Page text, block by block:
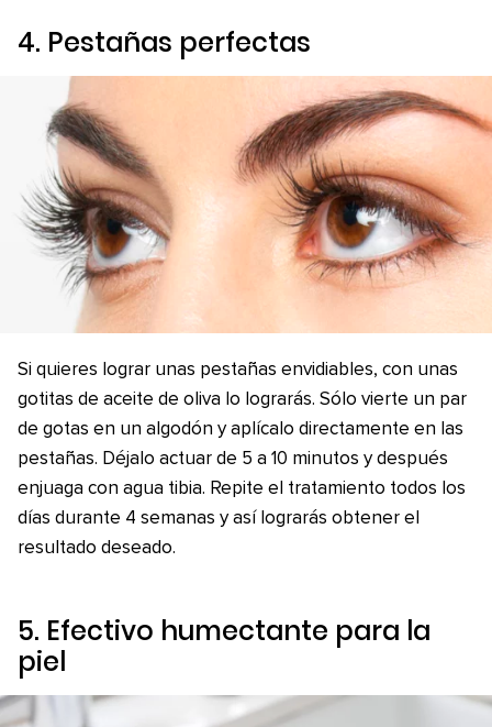
4. Pestañas perfectas
Si quieres lograr unas pestañas envidiables, con unas
gotitas de aceite de oliva lo lograrás. Sólo vierte un par
de gotas en un algodón y aplícalo directamente en las
pestañas. Déjalo actuar de 5 a 10 minutos y después
enjuaga con agua tibia. Repite el tratamiento todos los
días durante 4 semanas y así lograrás obtener el
resultado deseado.
5. Efectivo humectante para la
piel